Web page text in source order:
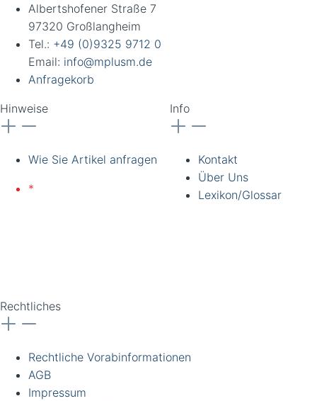
Albertshofener Straße 7
97320 Großlangheim
Tel.: +49 (0)9325 9712 0
Email: info@mplusm.de
Anfragekorb
Hinweise
Wie Sie Artikel anfragen
*
Info
Kontakt
Über Uns
Lexikon/Glossar
Rechtliches
Rechtliche Vorabinformationen
AGB
Impressum